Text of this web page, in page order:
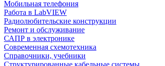
Мобильная телефония
Работа в LabVIEW
Радиолюбительские конструкции
Ремонт и обслуживание
САПР в электронике
Современная схемотехника
Справочники, учебники
Структурированные кабельные системы